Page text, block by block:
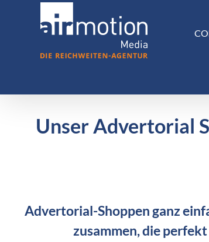
Unser Advertorial
Advertorial-Shoppen ganz
zusammen, die